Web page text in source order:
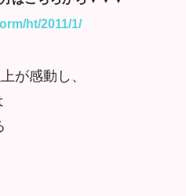
ht/2011/1/
が感動し、